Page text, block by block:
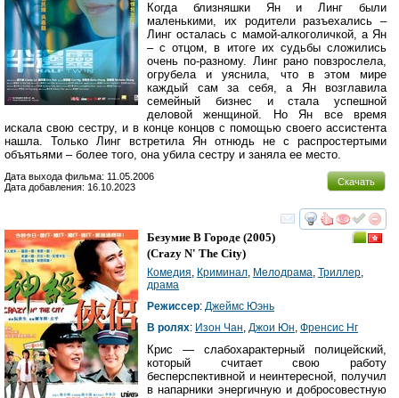
Когда близняшки Ян и Линг были
маленькими, их родители разъехались –
Линг осталась с мамой-алкоголичкой, а Ян
– с отцом, в итоге их судьбы сложились
очень по-разному. Линг рано повзрослела,
огрубела и уяснила, что в этом мире
каждый сам за себя, а Ян возглавила
семейный бизнес и стала успешной
деловой женщиной. Но Ян все время
искала свою сестру, и в конце концов с помощью своего ассистента
нашла. Только Линг встретила Ян отнюдь не с распростертыми
объятьями – более того, она убила сестру и заняла ее место.
Скачать
Дата выхода фильма: 11.05.2006
Дата добавления: 16.10.2023
смотреть
Безумие В Городе (2005)
(Crazy N' The City)
Комедия, Криминал, Мелодрама, Триллер,
драма
Режиссер: Джеймс Юэнь
В ролях: Изон Чан, Джои Юн, Френсис Нг
Крис — слабохарактерный полицейский,
который считает свою работу
бесперспективной и неинтересной, получил
в напарники энергичную и добросовестную